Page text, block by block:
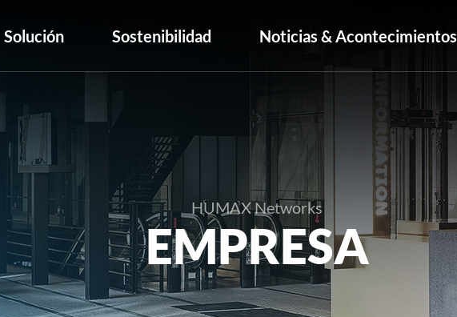
Solución Sostenibilidad Noticias & Acontecimientos
HUMAX Networks
EMPRESA